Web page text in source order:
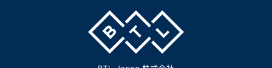
・連続休暇となるような有給休暇取得促進日の設定
・禁煙対策（全拠点、オフィス外に禁煙室設置）
・感染症予防策（社員のインフルエンザ予防接種費用の